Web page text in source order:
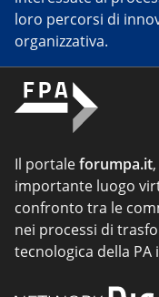
loro percorsi di
organizzativa.
Il portaleforumpa.it
importante luogo
confronto tra le
nei processi di
tecnologica della PA